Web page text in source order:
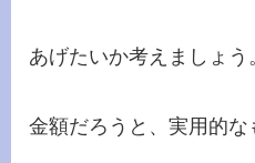
あげたいか考えましょう
金額だろうと、実用的な